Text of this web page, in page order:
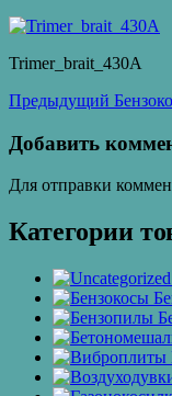
Trimer_brait_430A
Навигация
по
записям
Предыдущий
Добавить
Для отправки
Категории